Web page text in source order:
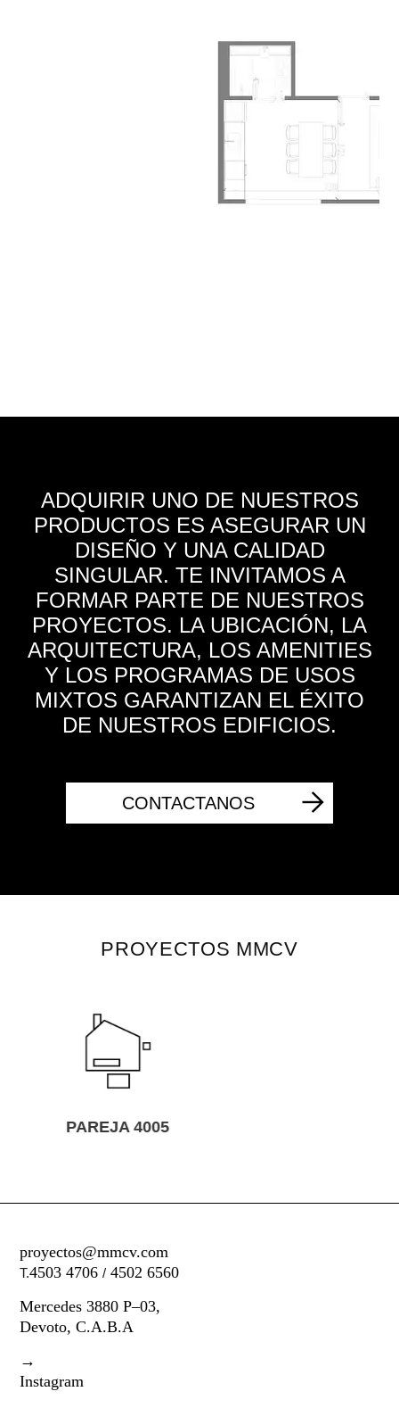
ADQUIRIR UNO DE NUESTROS
PRODUCTOS ES ASEGURAR UN
DISEÑO Y UNA CALIDAD
SINGULAR. TE INVITAMOS A
FORMAR PARTE DE NUESTROS
PROYECTOS. LA UBICACIÓN, LA
ARQUITECTURA, LOS AMENITIES
Y LOS PROGRAMAS DE USOS
MIXTOS GARANTIZAN EL ÉXITO
DE NUESTROS EDIFICIOS.
CONTACTANOS
PROYECTOS MMCV
proyectos@mmcv.com
T.4503 4706 / 4502 6560
Mercedes 3880 P–03,
Devoto, C.A.B.A
→
Instagram